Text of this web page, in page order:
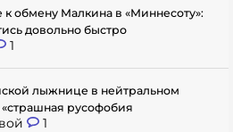
обмену Малкина в «Миннесоту»:
довольно быстро
1
лыжнице в нейтральном
«страшная русофобия
1